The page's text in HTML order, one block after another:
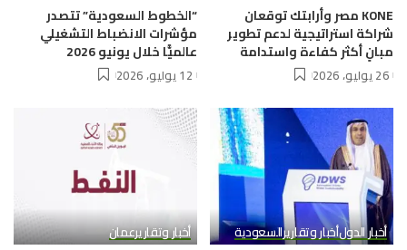
KONE مصر وأرابتك توقعان
شراكة استراتيجية لدعم تطوير
مبانٍ أكثر كفاءة واستدامة
26 يوليو، 2026
“الخطوط السعودية” تتصدر
مؤشرات الانضباط التشغيلي
عالميًّا خلال يونيو 2026
12 يوليو، 2026
أخبار الدولأخبار وتقاريرالسعودية أخبار وتقاريرعمان